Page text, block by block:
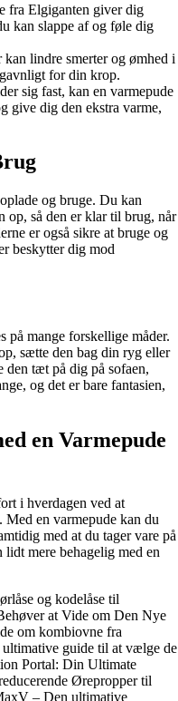
fra Elgiganten giver dig
kan slappe af og føle dig
kan lindre smerter og ømhed i
for din krop.
sig fast, kan en varmepude
give dig den ekstra varme,
og bruge. Du kan
op, så den er klar til brug, når
er også sikre at bruge og
beskytter dig mod
på mange forskellige måder.
sætte den bag din ryg eller
den tæt på dig på sofaen,
og det er bare fantasien,
en Varmepude
i hverdagen ved at
Med en varmepude kan du
med at du tager vare på
mere behagelig med en
og kodelåse til
at Vide om Den Nye
om kombiovne fra
guide til at vælge de
Portal: Din Ultimate
Ørepropper til
– Den ultimative